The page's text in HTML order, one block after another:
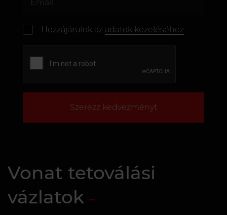
Hozzájárulok az adatok kezeléséhez
Szerezz kedvezményt
Vonat tetoválási
vázlatok